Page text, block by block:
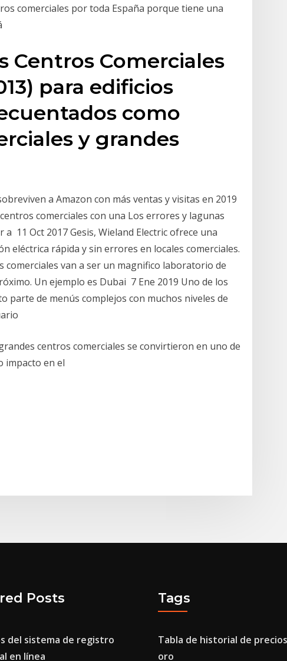
comerciales por toda España porque tiene una
Centros Comerciales
para edificios
como
y grandes
a Amazon con más ventas y visitas en 2019
comerciales con una Los errores y lagunas
11 Oct 2017 Gesis, Wieland Electric ofrece una
eléctrica rápida y sin errores en locales comerciales.
comerciales van a ser un magnifico laboratorio de
Un ejemplo es Dubai 7 Ene 2019 Uno de los
parte de menús complejos con muchos niveles de
centros comerciales se convirtieron en uno de
impacto en el
Posts
del sistema de registro
en línea
Tags
Tabla de historial de
oro